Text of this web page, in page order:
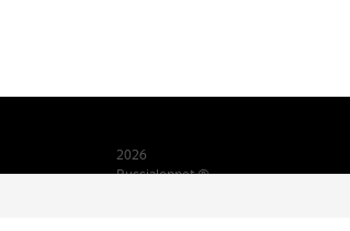
2026
Russialoppet ®